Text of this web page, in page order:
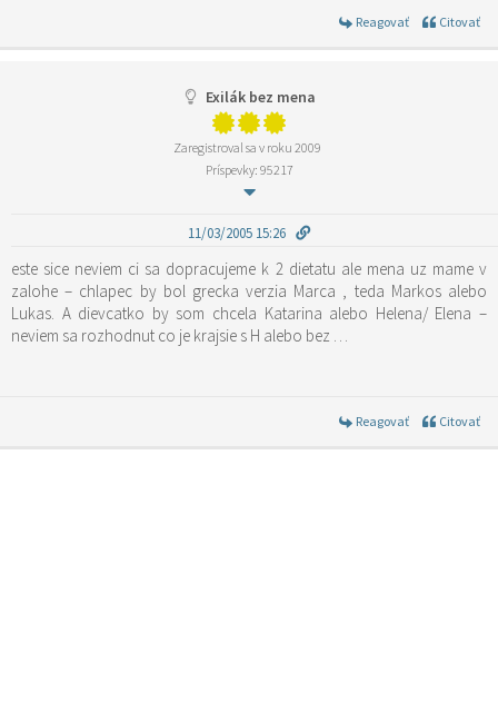
Reagovať Citovať
Exilák bez mena
Zaregistroval sa v roku 2009
Príspevky: 95217
11/03/2005 15:26
este sice neviem ci sa dopracujeme k 2 dietatu ale mena uz mame v
zalohe – chlapec by bol grecka verzia Marca , teda Markos alebo
Lukas. A dievcatko by som chcela Katarina alebo Helena/ Elena –
neviem sa rozhodnut co je krajsie s H alebo bez …
Reagovať Citovať